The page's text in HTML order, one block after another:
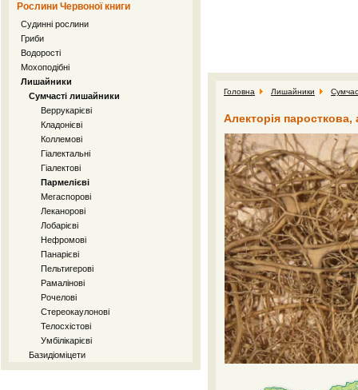
Рослини Червоної книги
Судинні рослини
Гриби
Водорості
Мохоподібні
Лишайники
Сумчасті лишайники
Веррукарієві
Кладонієві
Коллемові
Гіалектальні
Гіалектові
Пармелієві
Мегаспорові
Леканорові
Лобарієві
Нефромові
Панарієві
Пельтигерові
Рамалінові
Рочелові
Стереокаулонові
Телосхістові
Умбілікарієві
Базидіоміцети
Головна Лишайники
Алекторія